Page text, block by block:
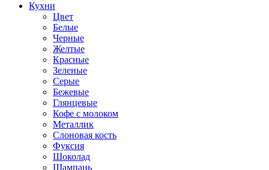
Кухни
Цвет
Белые
Черные
Желтые
Красные
Зеленые
Серые
Бежевые
Глянцевые
Кофе с молоком
Металлик
Слоновая кость
Фуксия
Шоколад
Шампань